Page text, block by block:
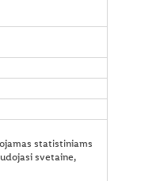
statistiniams
svetaine,